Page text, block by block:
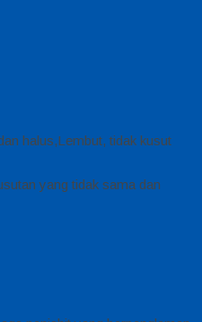
halus,Lembut, tidak kusut
yang tidak sama dan